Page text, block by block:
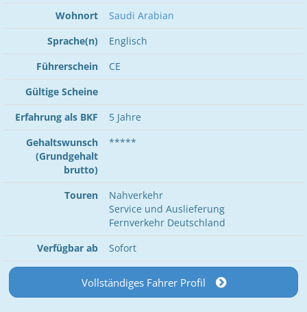
Wohnort
Saudi Arabian
Sprache(n)
Englisch
Führerschein
CE
Gültige Scheine
Erfahrung als BKF
5 Jahre
Gehaltswunsch
(Grundgehalt
brutto)
*****
Touren
Nahverkehr
Service und Auslieferung
Fernverkehr Deutschland
Verfügbar ab
Sofort
Vollständiges Fahrer Profil